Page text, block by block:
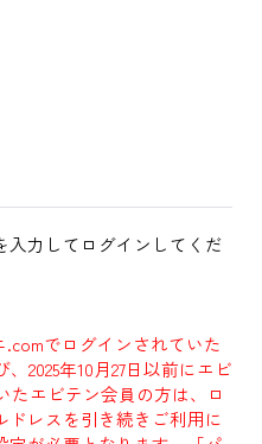
入力してログインしてくだ
でログインされていた
2025年10月27日以前にエビ
たエビテン会員の方は、ロ
ドレスを引き続きご利用に